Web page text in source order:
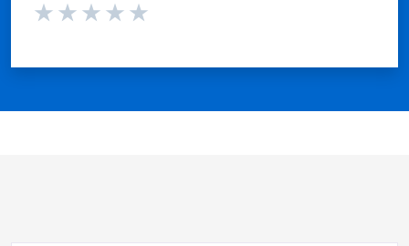
Valuta da 1 a 5 stelle la pagina